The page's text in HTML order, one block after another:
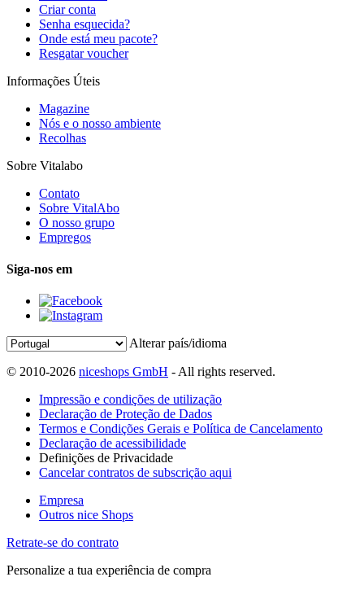
Criar conta
Senha esquecida?
Onde está meu pacote?
Resgatar voucher
Informações Úteis
Magazine
Nós e o nosso ambiente
Recolhas
Sobre Vitalabo
Contato
Sobre VitalAbo
O nosso grupo
Empregos
Siga-nos em
Alterar país/idioma
© 2010-2026 niceshops GmbH - All rights reserved.
Impressão e condições de utilização
Declaração de Proteção de Dados
Termos e Condições Gerais e Política de Cancelamento
Declaração de acessibilidade
Definições de Privacidade
Cancelar contratos de subscrição aqui
Empresa
Outros nice Shops
Retrate-se do contrato
Personalize a tua experiência de compra